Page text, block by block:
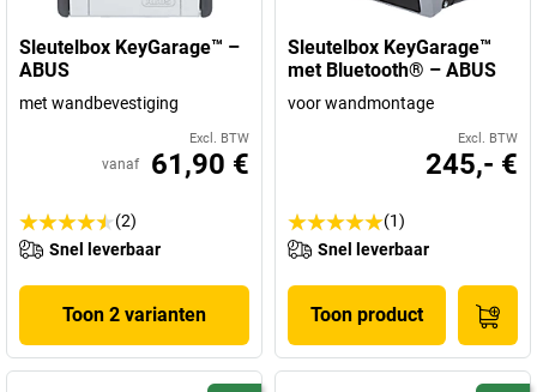
Sleutelbox KeyGarage™ –
ABUS
met wandbevestiging
Excl. BTW
vanaf 61,90 €
(2)
Snel leverbaar
Toon 2 varianten
Sleutelbox KeyGarage™
met Bluetooth® – ABUS
voor wandmontage
Excl. BTW
245,- €
(1)
Snel leverbaar
Toon product